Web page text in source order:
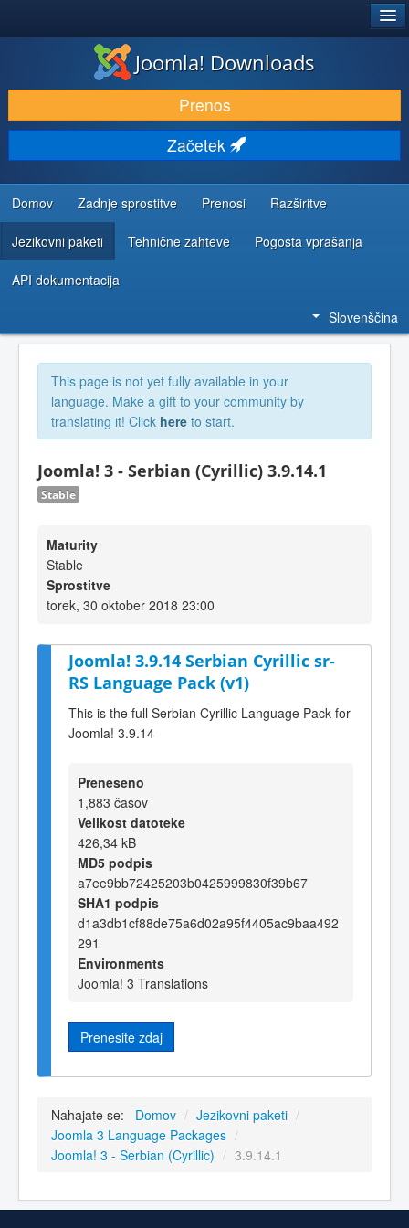
PRENESI IN RAZŠIRI
ODKRIJTE & IZVEJTE
SKUPNOST IN PODPORA
VIRI ZA RAZVIJALCE
Joomla! Downloads
Prenos
Začetek
Domov Zadnje sprostitve Prenosi Razširitve
Jezikovni paketi Tehnične zahteve Pogosta vprašanja
API dokumentacija
Slovenščina
This page is not yet fully available in your
language. Make a gift to your community by
translating it! Click here to start.
Joomla! 3 - Serbian (Cyrillic) 3.9.14.1
Stable
Maturity
Stable
Sprostitve
torek, 30 oktober 2018 23:00
Joomla! 3.9.14 Serbian Cyrillic sr-
RS Language Pack (v1)
This is the full Serbian Cyrillic Language Pack for
Joomla! 3.9.14
Preneseno
1,883 časov
Velikost datoteke
426,34 kB
MD5 podpis
a7ee9bb72425203b0425999830f39b67
SHA1 podpis
d1a3db1cf88de75a6d02a95f4405ac9baa492
291
Environments
Joomla! 3 Translations
Prenesite zdaj
Nahajate se: Domov / Jezikovni paketi /
Joomla 3 Language Packages /
Joomla! 3 - Serbian (Cyrillic) / 3.9.14.1